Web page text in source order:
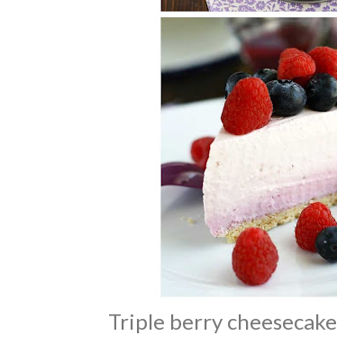
Triple berry cheesecake